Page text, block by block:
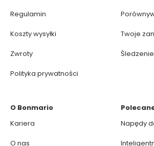
Regulamin
Koszty wysyłki
Zwroty
Polityka prywatności
Twoje
O Bonmario
Kariera
O nas
Napędy